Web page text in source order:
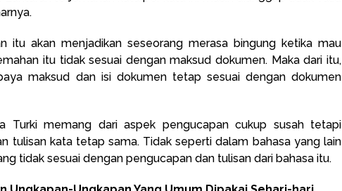
itu akan menjadikan seseorang merasa bingung ketika mau
itu tidak sesuai dengan maksud dokumen. Maka dari itu,
maksud dan isi dokumen tetap sesuai dengan dokumen
Turki memang dari aspek pengucapan cukup susah tetapi
tulisan kata tetap sama. Tidak seperti dalam bahasa yang lain
tidak sesuai dengan pengucapan dan tulisan dari bahasa itu.